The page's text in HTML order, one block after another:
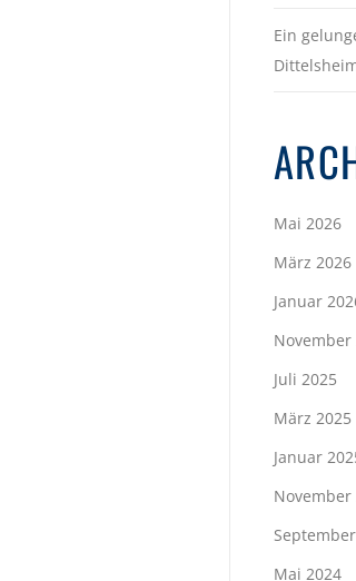
Ein
Mai 2026
März 2026
Januar
November
Juli 2025
März 2025
Januar
November
Mai 2024